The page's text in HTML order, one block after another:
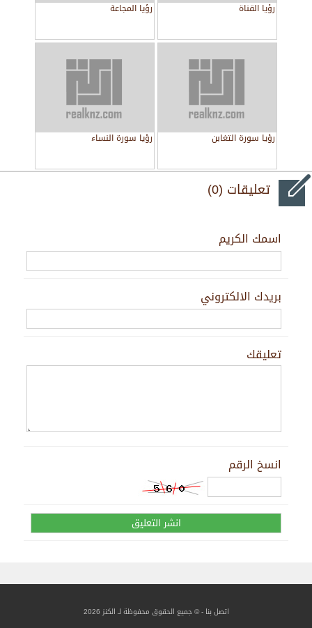
رؤيا القناة رؤيا المجاعة
رؤيا سورة التغابن رؤيا سورة النساء
تعليقات (0)
اسمك الكريم
بريدك الالكتروني
تعليقك
انسخ الرقم
اتصل بنا - © جميع الحقوق محفوظة لـ الكنز 2026